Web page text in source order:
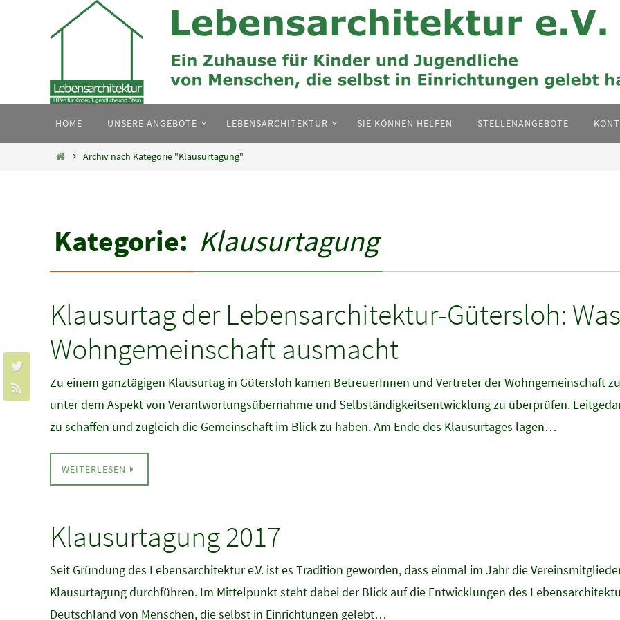
springen
HOME UNSERE ANGEBOTE LEBENSARCHITEKTUR SIE KÖNNEN HELFEN STELLENANGEBOTE
HomeArchiv nach Kategorie "Klausurtagung"
Kategorie: Klausurtagung
Klausurtag der Lebensarchitektur-Gütersloh:
Wohngemeinschaft ausmacht
Zu einem ganztägigen Klausurtag in Gütersloh kamen BetreuerInnen und Vertreter der Wohngemeinschaft
unter dem Aspekt von Verantwortungsübernahme und Selbständigkeitsentwicklung zu überprüfen.
zu schaffen und zugleich die Gemeinschaft im Blick zu haben. Am Ende des Klausurtages lagen…
WEITERLESEN
Klausurtagung 2017
Seit Gründung des Lebensarchitektur e.V. ist es Tradition geworden, dass einmal im Jahr die
Klausurtagung durchführen. Im Mittelpunkt steht dabei der Blick auf die Entwicklungen des
Deutschland von Menschen, die selbst in Einrichtungen gelebt…